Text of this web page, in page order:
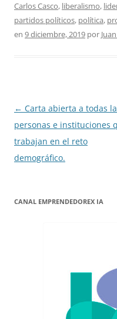
Carlos Casco, liberalismo,
partidos políticos, política,
en 9 diciembre, 2019 por
Navegación
de
entradas
← Carta abierta a todas
personas e instituciones
trabajan en el reto
demográfico.
CANAL EMPRENDEDOREX IA